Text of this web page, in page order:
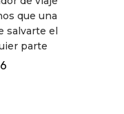
que una
salvarte el
parte